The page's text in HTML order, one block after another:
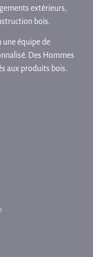
extérieurs,
bois.
équipe de
Des Hommes
aux produits bois.